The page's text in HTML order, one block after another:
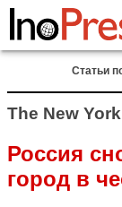
Статьи
The New
Россия
город в